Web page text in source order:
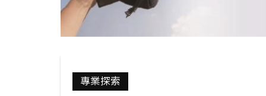
專業探索